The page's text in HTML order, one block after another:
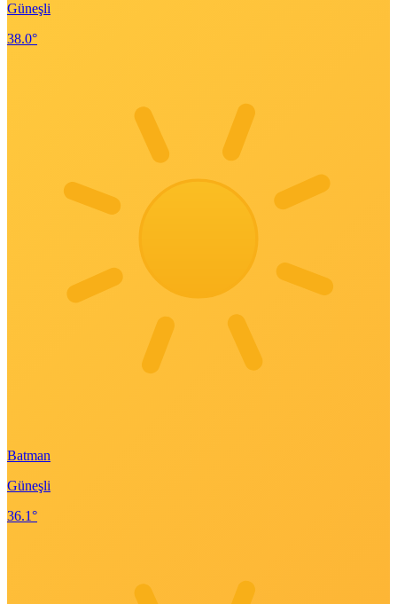
Güneşli
38.0°
Batman
Güneşli
36.1°